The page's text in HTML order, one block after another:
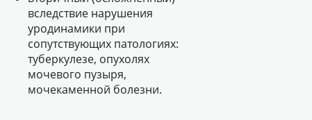
вследствие нарушения
уродинамики при
сопутствующих патологиях:
туберкулезе, опухолях
мочевого пузыря,
мочекаменной болезни.